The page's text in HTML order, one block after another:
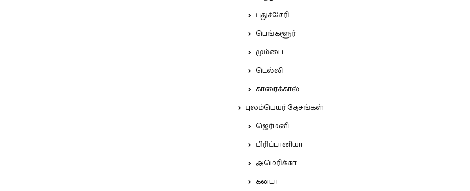
புதுச்சேரி
பெங்களூர்
மும்பை
டெல்லி
காரைக்கால்
புலம்பெயர் தேசங்கள்
ஜெர்மனி
பிரிட்டானியா
அமெரிக்கா
கனடா